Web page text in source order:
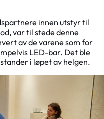
innen utstyr til
var til stede denne
av de varene som for
LED-bar. Det ble
i løpet av helgen.